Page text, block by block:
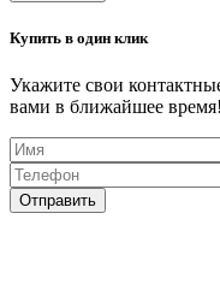
Купить в один клик
Укажите свои
вами в ближайшее время!
Отправить